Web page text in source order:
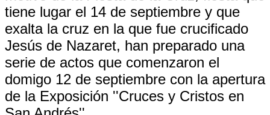
tiene lugar el 14 de septiembre y que
exalta la cruz en la que fue crucificado
Jesús de Nazaret, han preparado una
serie de actos que comenzaron el
domigo 12 de septiembre con la apertura
de la Exposición ''Cruces y Cristos en